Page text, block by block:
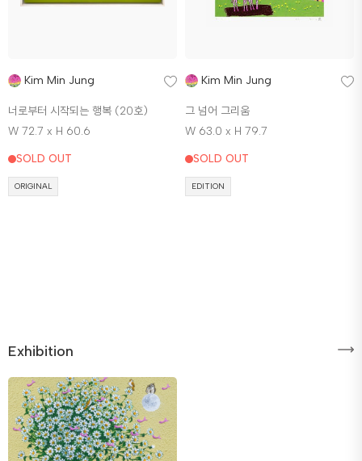
Kim Min Jung
너로부터 시작되는 행복 (20호)
W 72.7 x H 60.6
SOLD OUT
ORIGINAL
Kim Min Jung
그 넘어 그리움
W 63.0 x H 79.7
SOLD OUT
EDITION
Exhibition